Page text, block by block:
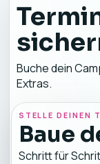
Buche dein
Extras.
STELLE DEINEN
Baue
Schritt für